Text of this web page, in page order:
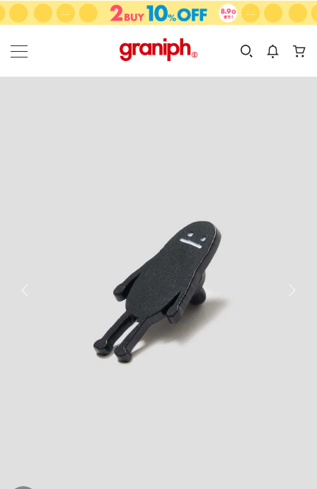
カテゴリーから探す
KIDS
カテゴリ
サイズ